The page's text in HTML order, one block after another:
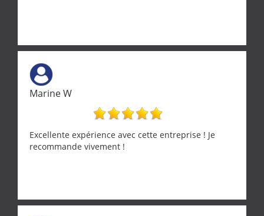
Marine W
Excellente expérience avec cette entreprise ! Je
recommande vivement !